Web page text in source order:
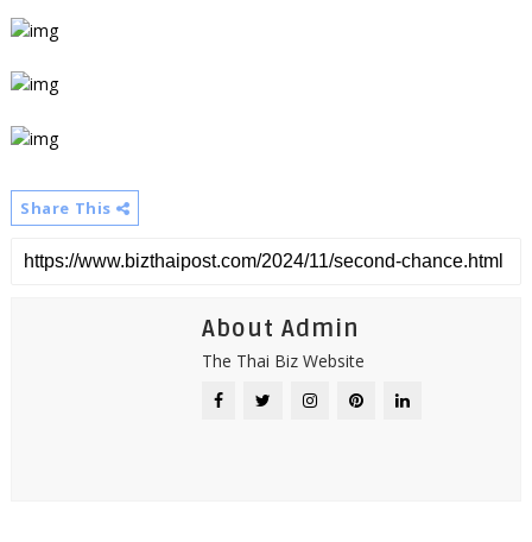
Share This
About Admin
The Thai Biz Website